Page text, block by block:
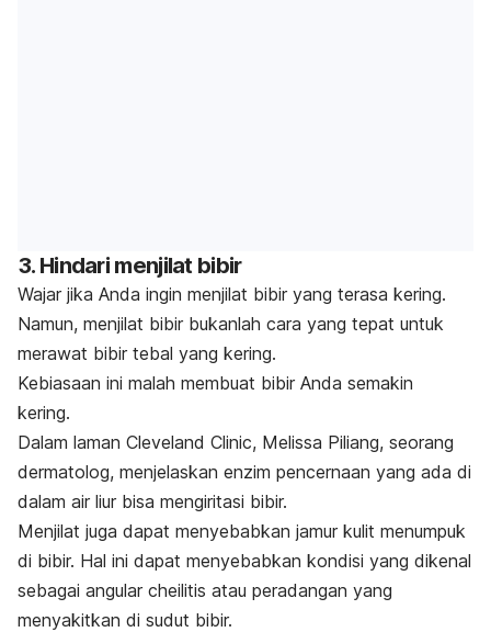
3. Hindari menjilat bibir
Wajar jika Anda ingin menjilat bibir yang terasa kering.
Namun, menjilat bibir bukanlah cara yang tepat untuk
merawat bibir tebal yang kering.
Kebiasaan ini malah membuat bibir Anda semakin
kering.
Dalam laman Cleveland Clinic, Melissa Piliang, seorang
dermatolog, menjelaskan enzim pencernaan yang ada di
dalam air liur bisa mengiritasi bibir.
Menjilat juga dapat menyebabkan jamur kulit menumpuk
di bibir. Hal ini dapat menyebabkan kondisi yang dikenal
sebagai angular cheilitis atau peradangan yang
menyakitkan di sudut bibir.